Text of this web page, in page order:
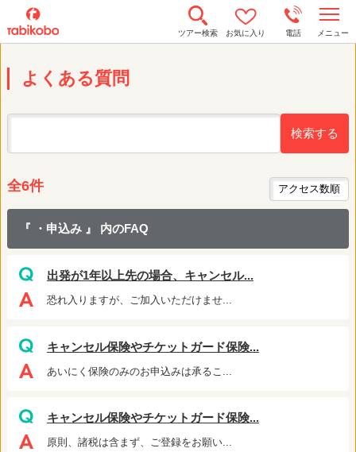
ツアー検索 お気に入り 電話 メニュー
o
i
i
o
よくある質問
『 ・申込み 』 内のFAQ
全6件
出発が1年以上先の場合、キャンセル...
恐れ入りますが、ご加入いただけませ...
キャンセル保険やチケットガード保険...
あいにく保険のみのお申込みは承るこ...
キャンセル保険やチケットガード保険...
原則、諸税は含まず、ご登録をお願い...